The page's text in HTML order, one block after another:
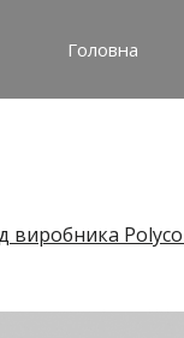
Головна
виробника